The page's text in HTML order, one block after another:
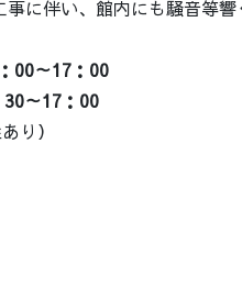
に伴い、館内にも騒音等
～17：00
～17：00
り）